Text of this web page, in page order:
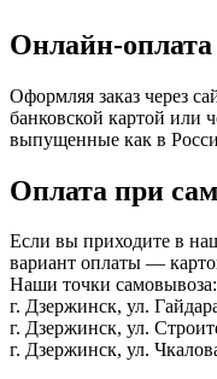
Онлайн-оплата
Оформляя заказ через
банковской картой
выпущенные как в
Оплата при
Если вы приходите в
вариант оплаты —
Наши точки самовывоза:
г. Дзержинск, ул.
г. Дзержинск, ул.
г. Дзержинск, ул.